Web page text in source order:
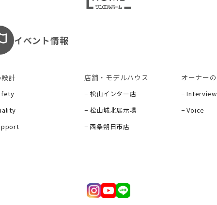
イベント情報
計 店舗・モデルハウス
− 松山インター店
− 松山城北展示場
− 西条朔日市店
オーナー
− Interview
− Voice